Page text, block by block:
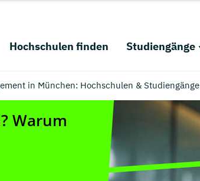
Hochschulen finden Studiengänge
in München: Hochschulen & Studiengänge